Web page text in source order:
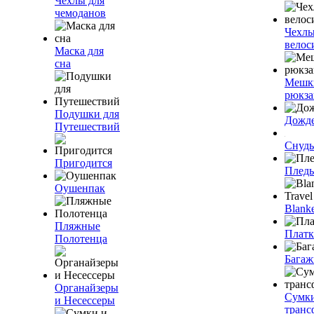
чемоданов
Маска для
сна
Подушки для
Путешествий
Пригодится
Оушенпак
Пляжные
Полотенца
Органайзеры
и Несессеры